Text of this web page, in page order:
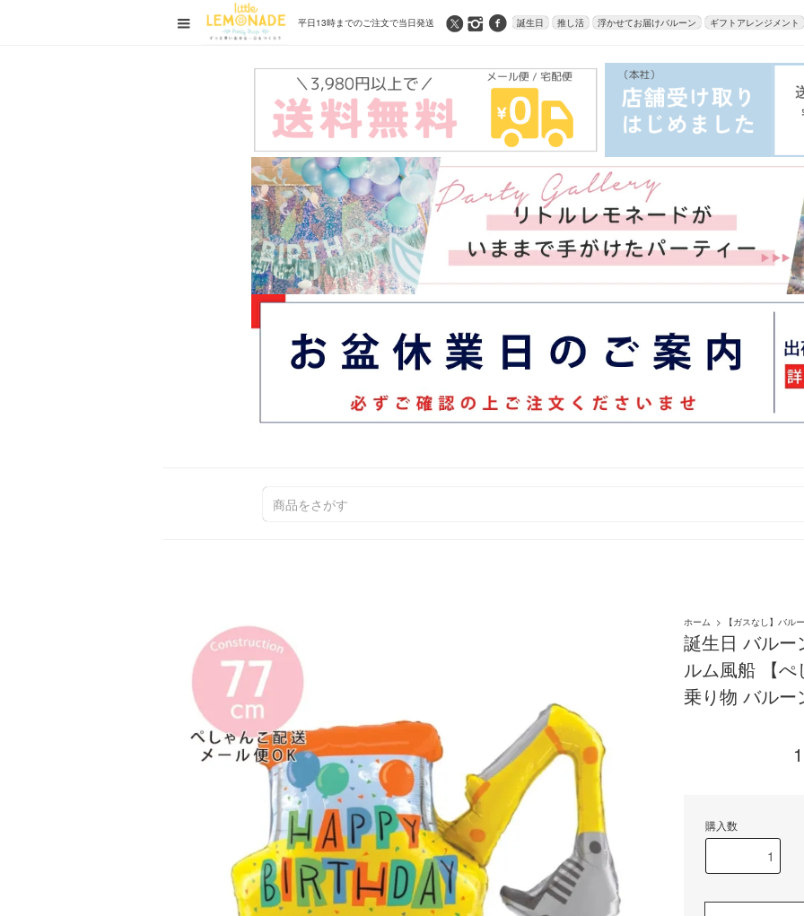
平日13時までのご注文で当日発送 誕生日 推し活 浮かせてお届けバルーン ギフトアレンジメント
ホーム > 【ガスなし】バル
誕生日 バルー
ルム風船 【
乗り物 バルー
購入数